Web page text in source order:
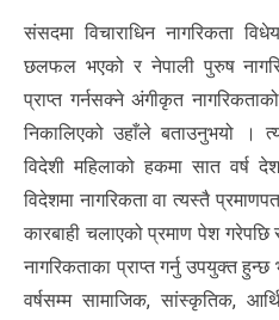
संसदमा विचाराधिन नागरिकता
छलफल भएको र नेपाली पुरुष
प्राप्त गर्नसक्ने अंगीकृत
निकालिएको उहाँले बताउनुभयो ।
विदेशी महिलाको हकमा सात वर्ष
विदेशमा नागरिकता वा त्यस्तै
कारबाही चलाएको प्रमाण पेश
नागरिकताका प्राप्त गर्नु उपयुक्त
वर्षसम्म सामाजिक, सांस्कृतिक,